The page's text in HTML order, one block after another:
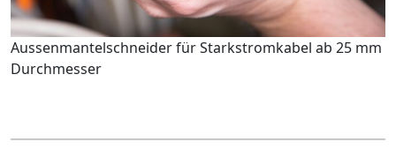
Aussenmantelschneider für Starkstromkabel ab 25 mm
Durchmesser